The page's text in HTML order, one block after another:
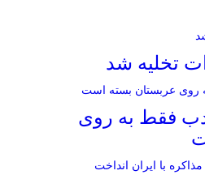
تخلیه شد
فقط به روی